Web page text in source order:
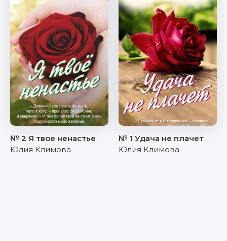
№ 2 Я твое ненастье
Юлия Климова
№ 1 Удача не плачет
Юлия Климова